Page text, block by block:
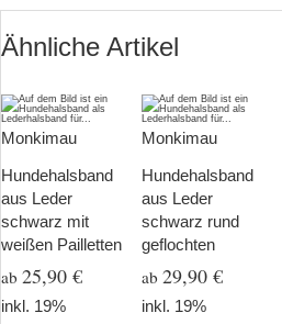
Ähnliche Artikel
Monkimau
Hundehalsband
aus Leder
schwarz mit
weißen Pailletten
ab 25,90 €
inkl. 19%
Monkimau
Hundehalsband
aus Leder
schwarz rund
geflochten
ab29,90 €
inkl. 19%